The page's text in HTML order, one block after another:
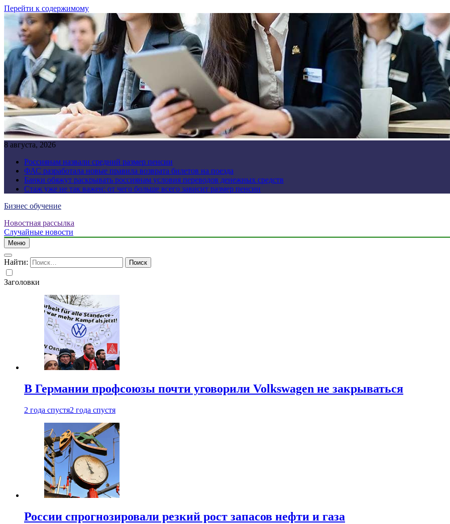
Перейти к содержимому
8 августа, 2026
Россиянам назвали средний размер пенсии
ФАС разработала новые правила возврата билетов на поезда
Банки обяжут раскрывать россиянам условия переводов денежных средств
Стаж уже не так важен: от чего больше всего зависит размер пенсии
Бизнес обучение
Новостная рассылка
Случайные новости
Меню
Найти:
Заголовки
В Германии профсоюзы почти уговорили Volkswagen не закрываться
2 года спустя2 года спустя
России спрогнозировали резкий рост запасов нефти и газа